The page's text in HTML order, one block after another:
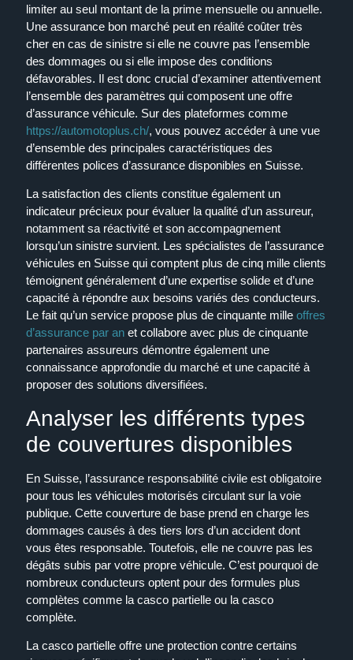
limiter au seul montant de la prime mensuelle ou annuelle.
Une assurance bon marché peut en réalité coûter très
cher en cas de sinistre si elle ne couvre pas l’ensemble
des dommages ou si elle impose des conditions
défavorables. Il est donc crucial d’examiner attentivement
l’ensemble des paramètres qui composent une offre
d’assurance véhicule. Sur des plateformes comme
https://automotoplus.ch/, vous pouvez accéder à une vue
d’ensemble des principales caractéristiques des
différentes polices d’assurance disponibles en Suisse.
La satisfaction des clients constitue également un
indicateur précieux pour évaluer la qualité d’un assureur,
notamment sa réactivité et son accompagnement
lorsqu’un sinistre survient. Les spécialistes de l’assurance
véhicules en Suisse qui comptent plus de cinq mille clients
témoignent généralement d’une expertise solide et d’une
capacité à répondre aux besoins variés des conducteurs.
Le fait qu’un service propose plus de cinquante milleoffres
d’assurance par an et collabore avec plus de cinquante
partenaires assureurs démontre également une
connaissance approfondie du marché et une capacité à
proposer des solutions diversifiées.
Analyser les différents types
de couvertures disponibles
En Suisse, l’assurance responsabilité civile est obligatoire
pour tous les véhicules motorisés circulant sur la voie
publique. Cette couverture de base prend en charge les
dommages causés à des tiers lors d’un accident dont
vous êtes responsable. Toutefois, elle ne couvre pas les
dégâts subis par votre propre véhicule. C’est pourquoi de
nombreux conducteurs optent pour des formules plus
complètes comme la casco partielle ou la casco
complète.
La casco partielle offre une protection contre certains